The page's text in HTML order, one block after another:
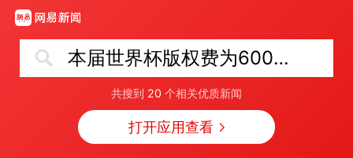
本届世界杯版权费为6000万美元
共搜到 20 个相关优质新闻
打开应用查看